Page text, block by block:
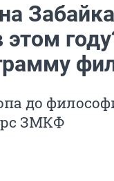
этом
до
ЗМКФ